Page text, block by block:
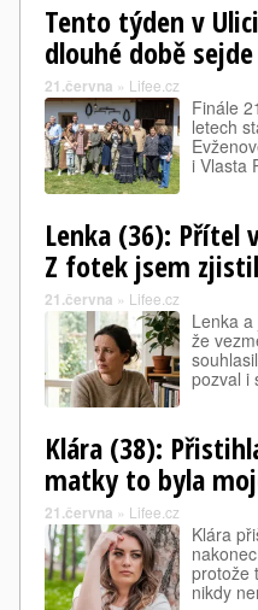
Tento týden v
dlouhé době
21.června » Lifee.cz
Finále
letech
i Vlasta
Lenka (36): Přítel
Z fotek jsem
21.června » Lifee.cz
Lenka
že
pozval i
Klára (38):
matky to byla
21.června » Lifee.cz
Klára
protože
nikdy